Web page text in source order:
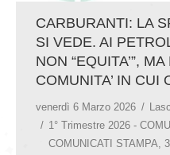
CARBURANTI: LA
SI VEDE. AI
NON “EQUITA’”,
COMUNITA’ IN CUI
venerdì 6 Marzo 2026
1° Trimestre 2026 -
COMUNICATI STAMPA,